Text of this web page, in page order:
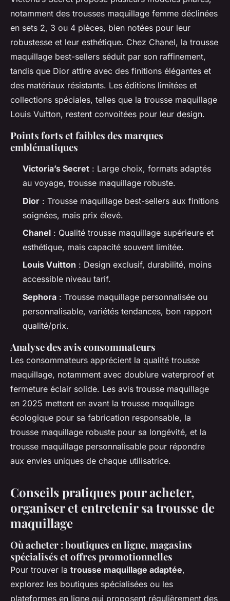
notamment des trousses maquillage femme déclinées
en sets 2, 3 ou 4 pièces, bien notées pour leur
robustesse et leur esthétique. Chez Chanel, la trousse
maquillage best-sellers séduit par son raffinement,
tandis que Dior attire avec des finitions élégantes et
des matériaux résistants. Les éditions limitées et
collections spéciales, telles que la trousse maquillage
Louis Vuitton, restent convoitées pour leur design.
Points forts et faibles des marques
emblématiques
Victoria’s Secret : Large choix, formats adaptés
au voyage, trousse maquillage robuste.
Dior : Trousse maquillage best-sellers aux finitions
soignées, mais prix élevé.
Chanel : Qualité trousse maquillage supérieure et
esthétique, mais capacité souvent limitée.
Louis Vuitton : Design exclusif, durabilité, moins
accessible niveau tarif.
Sephora : Trousse maquillage personnalisée ou
personnalisable, variétés tendances, bon rapport
qualité/prix.
Analyse des avis consommateurs
Les consommateurs apprécient la qualité trousse
maquillage, notamment avec doublure waterproof et
fermeture éclair solide. Les avis trousse maquillage
en 2025 mettent en avant la trousse maquillage
écologique pour sa fabrication responsable, la
trousse maquillage robuste pour sa longévité, et la
trousse maquillage personnalisable pour répondre
aux envies uniques de chaque utilisatrice.
Conseils pratiques pour acheter,
organiser et entretenir sa trousse de
maquillage
Où acheter : boutiques en ligne, magasins
spécialisés et offres promotionnelles
Pour trouver la trousse maquillage adaptée,
explorez les boutiques spécialisées ou les
plateformes en ligne qui proposent régulièrement des